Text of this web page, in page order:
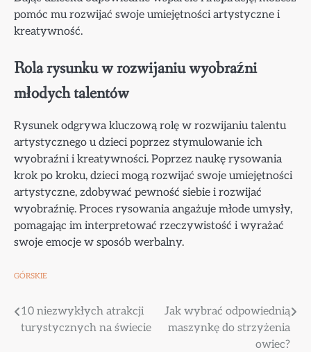
pomóc mu rozwijać swoje umiejętności artystyczne i
kreatywność.
Rola rysunku w rozwijaniu wyobraźni
młodych talentów
Rysunek odgrywa kluczową rolę w rozwijaniu talentu
artystycznego u dzieci poprzez stymulowanie ich
wyobraźni i kreatywności. Poprzez naukę rysowania
krok po kroku, dzieci mogą rozwijać swoje umiejętności
artystyczne, zdobywać pewność siebie i rozwijać
wyobraźnię. Proces rysowania angażuje młode umysły,
pomagając im interpretować rzeczywistość i wyrażać
swoje emocje w sposób werbalny.
GÓRSKIE
Nawigacja
wpisu
10 niezwykłych atrakcji
turystycznych na świecie
Jak wybrać odpowiednią
maszynkę do strzyżenia
owiec?